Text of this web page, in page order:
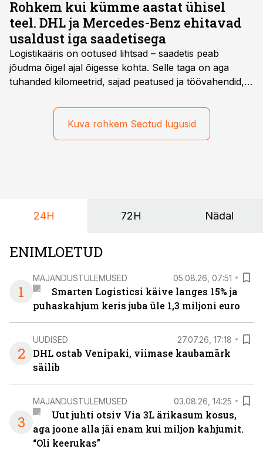
Rohkem kui kümme aastat ühisel
teel. DHL ja Mercedes-Benz ehitavad
usaldust iga saadetisega
Logistikaäris on ootused lihtsad – saadetis peab
jõudma õigel ajal õigesse kohta. Selle taga on aga
tuhanded kilomeetrid, sajad peatused ja töövahendid,
on DHL usaldanud Mercedes-Benzi tarbesõidukeid
juba enam kui kümme aastat ning koostöö Vehoga on
selle aja jooksul kujunenud oluliseks osaks ettevõtte
Kuva rohkem Seotud lugusid
24H 72H Nädal
ENIMLOETUD
1
MAJANDUSTULEMUSED 05.08.26, 07:51
Smarten Logisticsi käive langes 15% ja
puhaskahjum keris juba üle 1,3 miljoni euro
2
UUDISED 27.07.26, 17:18
DHL ostab Venipaki, viimase kaubamärk
säilib
3
MAJANDUSTULEMUSED 03.08.26, 14:25
Uut juhti otsiv Via 3L ärikasum kosus,
aga joone alla jäi enam kui miljon kahjumit.
“Oli keerukas”